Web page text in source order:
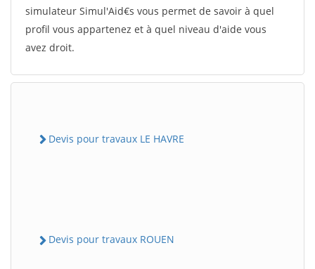
simulateur Simul'Aid€s vous permet de savoir à quel
profil vous appartenez et à quel niveau d'aide vous
avez droit.
Devis pour travaux LE HAVRE
Devis pour travaux ROUEN